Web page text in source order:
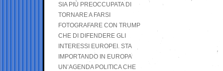
SIA PIÙ PREOCCUPATA DI
TORNARE A FARSI
FOTOGRAFARE CON TRUMP
CHE DI DIFENDERE GLI
INTERESSI EUROPEI. STA
IMPORTANDO IN EUROPA
UN’AGENDA POLITICA CHE